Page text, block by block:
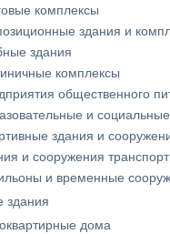
комплексы
здания и
здания
комплексы
общественного
и
здания и
и сооружения
и временные
дома